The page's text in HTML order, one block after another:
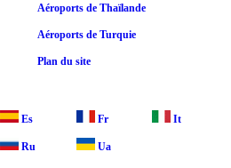
Aéroports de Thaïlande
Aéroports de Turquie
Plan du site
Es Fr It
Ru Ua